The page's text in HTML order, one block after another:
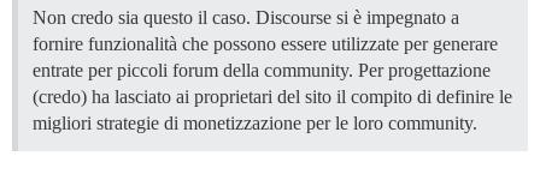
Non credo sia questo il caso. Discourse si è impegnato a
fornire funzionalità che possono essere utilizzate per generare
entrate per piccoli forum della community. Per progettazione
(credo) ha lasciato ai proprietari del sito il compito di definire le
migliori strategie di monetizzazione per le loro community.